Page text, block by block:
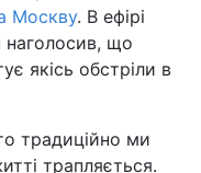
Москву. В ефірі
наголосив, що
якісь обстріли в
традиційно ми
трапляється.